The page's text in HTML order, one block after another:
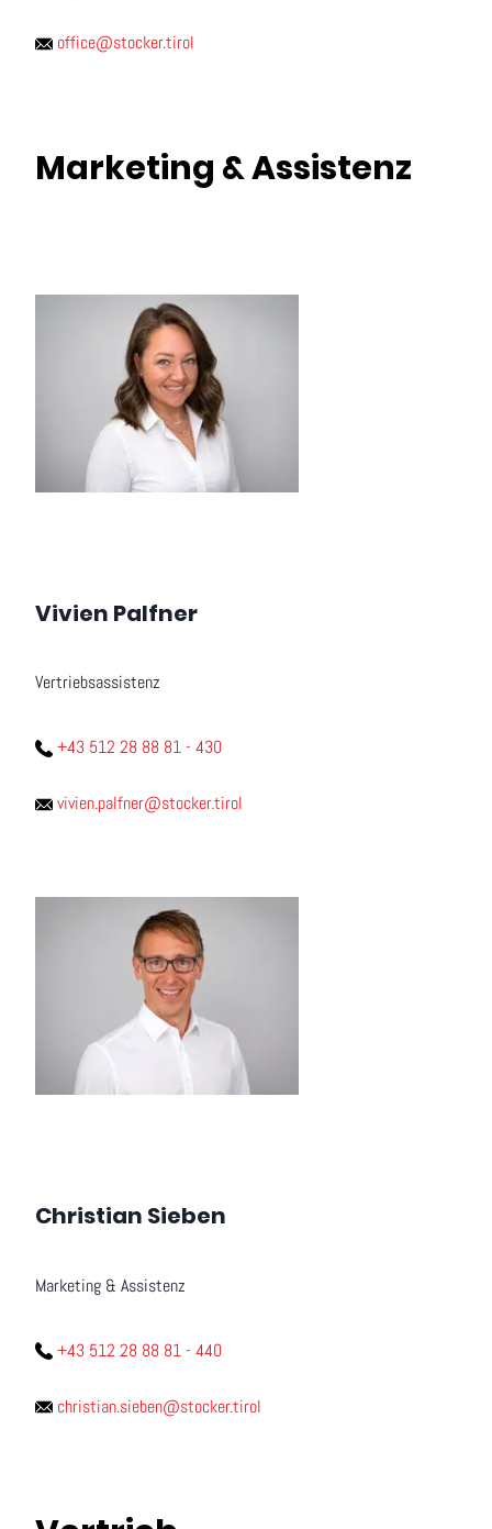
office@stocker.tirol
Marketing & Assistenz
Vivien Palfner
Vertriebsassistenz
+43 512 28 88 81 - 430
vivien.palfner@stocker.tirol
Christian Sieben
Marketing & Assistenz
+43 512 28 88 81 - 440
christian.sieben@stocker.tirol